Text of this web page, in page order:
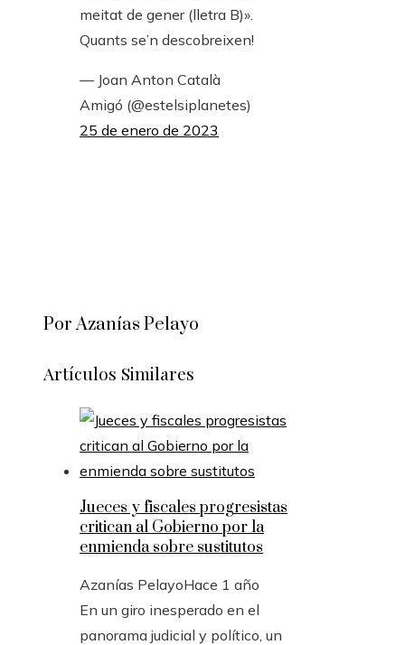
meitat de gener (lletra B)».
Quants se’n descobreixen!
— Joan Anton Català
Amigó (@estelsiplanetes)
25 de enero de 2023
Por Azanías Pelayo
Artículos Similares
Jueces y fiscales progresistas
critican al Gobierno por la
enmienda sobre sustitutos
Azanías PelayoHace 1 año
En un giro inesperado en el
panorama judicial y político, un